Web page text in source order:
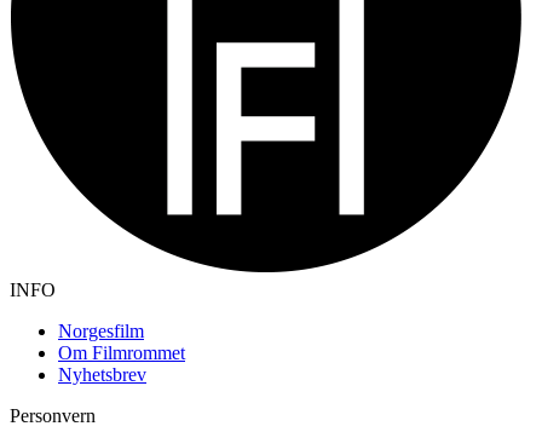
INFO
Norgesfilm
Om Filmrommet
Nyhetsbrev
Personvern